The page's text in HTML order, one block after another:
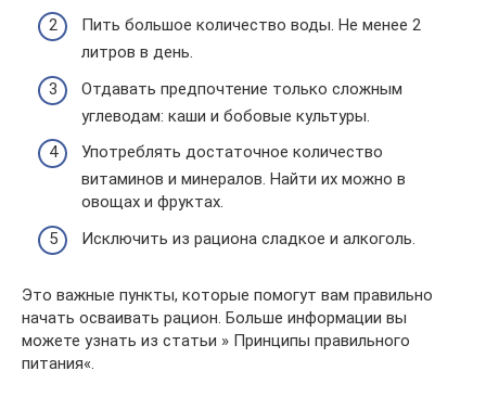
Пить большое количество воды. Не менее 2
литров в день.
Отдавать предпочтение только сложным
углеводам: каши и бобовые культуры.
Употреблять достаточное количество
витаминов и минералов. Найти их можно в
овощах и фруктах.
Исключить из рациона сладкое и алкоголь.
Это важные пункты, которые помогут вам правильно
начать осваивать рацион. Больше информации вы
можете узнать из статьи » Принципы правильного
питания«.